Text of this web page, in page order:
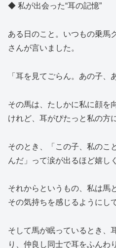
◆ 私が出会った“耳の記憶”
ある日のこと。いつもの乗馬
さんが言いました。
「耳を見てごらん。あの子、
その馬は、たしかに私に顔を
けれど、耳がぴたっと私の方
そのとき、「この子、私のこ
んだ」って涙が出るほど嬉し
それからというもの、私は馬
その気持ちを感じるようにし
そして馬が眠っているとき、
り、仲良し同士で耳をふんわ